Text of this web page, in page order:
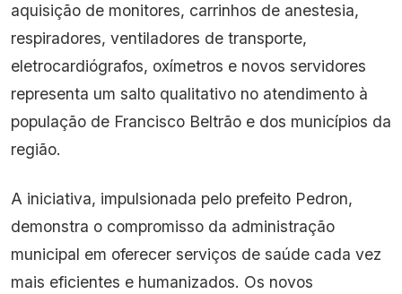
aquisição de monitores, carrinhos de anestesia,
respiradores, ventiladores de transporte,
eletrocardiógrafos, oxímetros e novos servidores
representa um salto qualitativo no atendimento à
população de Francisco Beltrão e dos municípios da
região.
A iniciativa, impulsionada pelo prefeito Pedron,
demonstra o compromisso da administração
municipal em oferecer serviços de saúde cada vez
mais eficientes e humanizados. Os novos